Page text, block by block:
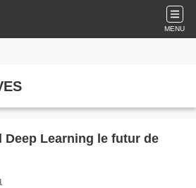
MENU
Deep Learning le futur de